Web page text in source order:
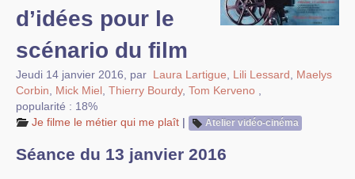
d’idées pour le
scénario du film
Jeudi 14 janvier 2016 par Laura Lartigue Lili Lessard
Maelys
Corbin
Mick Miel Thierry Bourdy, Tom Kerveno
popularité : 18%
Je filme le métier qui me plaît | Atelier vidéo-cinéma
Séance du 13 janvier 2016